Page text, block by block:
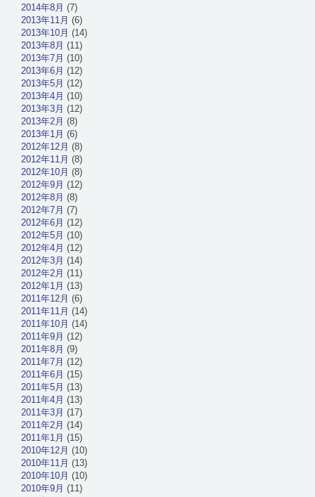
2014年8月 (7)
2013年11月 (6)
2013年10月 (14)
2013年8月 (11)
2013年7月 (10)
2013年6月 (12)
2013年5月 (12)
2013年4月 (10)
2013年3月 (12)
2013年2月 (8)
2013年1月 (6)
2012年12月 (8)
2012年11月 (8)
2012年10月 (8)
2012年9月 (12)
2012年8月 (8)
2012年7月 (7)
2012年6月 (12)
2012年5月 (10)
2012年4月 (12)
2012年3月 (14)
2012年2月 (11)
2012年1月 (13)
2011年12月 (6)
2011年11月 (14)
2011年10月 (14)
2011年9月 (12)
2011年8月 (9)
2011年7月 (12)
2011年6月 (15)
2011年5月 (13)
2011年4月 (13)
2011年3月 (17)
2011年2月 (14)
2011年1月 (15)
2010年12月 (10)
2010年11月 (13)
2010年10月 (10)
2010年9月 (11)